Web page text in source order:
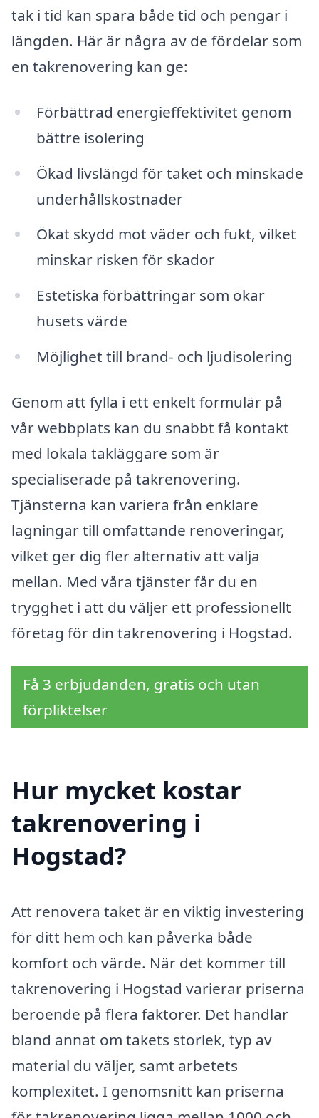
tak i tid kan spara både tid och pengar i
längden. Här är några av de fördelar som
en takrenovering kan ge:
Förbättrad energieffektivitet genom
bättre isolering
Ökad livslängd för taket och minskade
underhållskostnader
Ökat skydd mot väder och fukt, vilket
minskar risken för skador
Estetiska förbättringar som ökar
husets värde
Möjlighet till brand- och ljudisolering
Genom att fylla i ett enkelt formulär på
vår webbplats kan du snabbt få kontakt
med lokala takläggare som är
specialiserade på takrenovering.
Tjänsterna kan variera från enklare
lagningar till omfattande renoveringar,
vilket ger dig fler alternativ att välja
mellan. Med våra tjänster får du en
trygghet i att du väljer ett professionellt
företag för din takrenovering i Hogstad.
Få 3 erbjudanden, gratis och utan
förpliktelser
Hur mycket kostar
takrenovering i
Hogstad?
Att renovera taket är en viktig investering
för ditt hem och kan påverka både
komfort och värde. När det kommer till
takrenovering i Hogstad varierar priserna
beroende på flera faktorer. Det handlar
bland annat om takets storlek, typ av
material du väljer, samt arbetets
komplexitet. I genomsnitt kan priserna